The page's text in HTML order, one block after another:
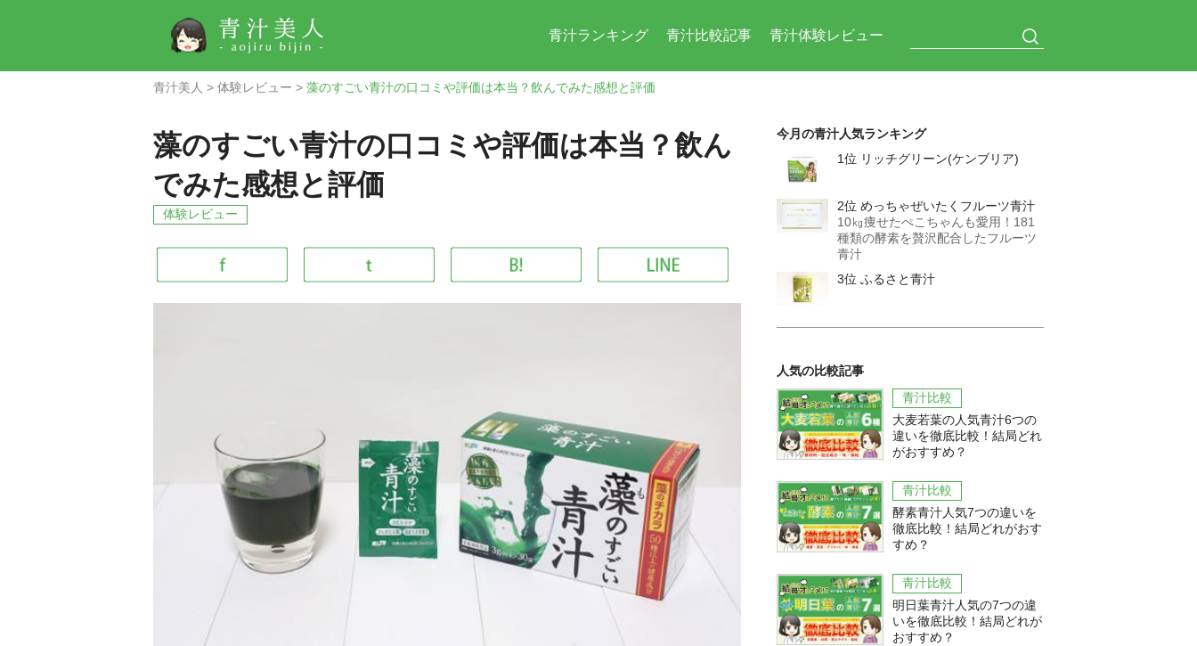
青汁ランキング 青汁比較記事 青汁体験レビュー
青汁美人 > 体験レビュー > 藻のすごい青汁の口コミや評価は本当？飲んでみた感想と評価
藻のすごい青汁の口コミや評価は本当？飲ん
でみた感想と評価
体験レビュー
今月の青汁人気ランキング
1位 リッチグリーン(ケンブリア)
2位 めっちゃぜいたくフルーツ青汁
10㎏痩せたぺこちゃんも愛用！181
種類の酵素を贅沢配合したフルーツ
青汁
3位 ふるさと青汁
人気の比較記事
青汁比較
大麦若葉の人気青汁6つの
違いを徹底比較！結局どれ
がおすすめ？
青汁比較
酵素青汁人気7つの違いを
徹底比較！結局どれがおす
すめ？
青汁比較
明日葉青汁人気の7つの違
いを徹底比較！結局どれが
おすすめ？